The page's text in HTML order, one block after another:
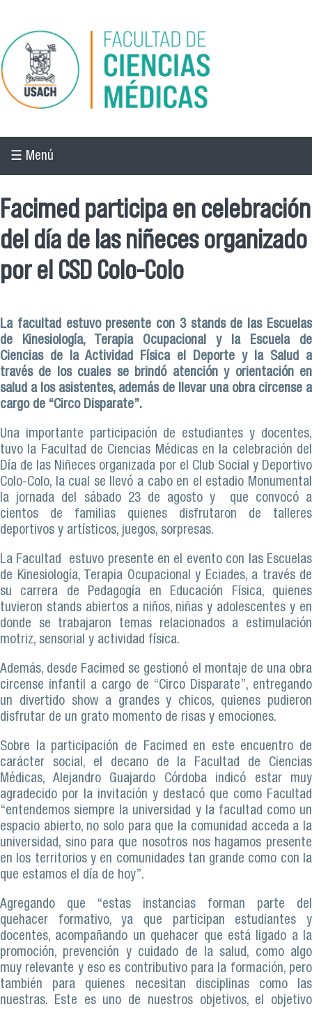
Pasar al contenido principal
☰ Menú
Facimed participa en celebración
del día de las niñeces organizado
por el CSD Colo-Colo
La facultad estuvo presente con 3 stands de las Escuelas
de Kinesiología, Terapia Ocupacional y la Escuela de
Ciencias de la Actividad Física el Deporte y la Salud a
través de los cuales se brindó atención y orientación en
salud a los asistentes, además de llevar una obra circense a
cargo de “Circo Disparate”.
Una importante participación de estudiantes y docentes,
tuvo la Facultad de Ciencias Médicas en la celebración del
Día de las Niñeces organizada por el Club Social y Deportivo
Colo-Colo, la cual se llevó a cabo en el estadio Monumental
la jornada del sábado 23 de agosto y que convocó a
cientos de familias quienes disfrutaron de talleres
deportivos y artísticos, juegos, sorpresas.
La Facultad estuvo presente en el evento con las Escuelas
de Kinesiología, Terapia Ocupacional y Eciades, a través de
su carrera de Pedagogía en Educación Física, quienes
tuvieron stands abiertos a niños, niñas y adolescentes y en
donde se trabajaron temas relacionados a estimulación
motriz, sensorial y actividad física.
Además, desde Facimed se gestionó el montaje de una obra
circense infantil a cargo de “Circo Disparate”, entregando
un divertido show a grandes y chicos, quienes pudieron
disfrutar de un grato momento de risas y emociones.
Sobre la participación de Facimed en este encuentro de
carácter social, el decano de la Facultad de Ciencias
Médicas, Alejandro Guajardo Córdoba indicó estar muy
agradecido por la invitación y destacó que como Facultad
“entendemos siempre la universidad y la facultad como un
espacio abierto, no solo para que la comunidad acceda a la
universidad, sino para que nosotros nos hagamos presente
en los territorios y en comunidades tan grande como con la
que estamos el día de hoy”.
Agregando que “estas instancias forman parte del
quehacer formativo, ya que participan estudiantes y
docentes, acompañando un quehacer que está ligado a la
promoción, prevención y cuidado de la salud, como algo
muy relevante y eso es contributivo para la formación, pero
también para quienes necesitan disciplinas como las
nuestras. Este es uno de nuestros objetivos, el objetivo